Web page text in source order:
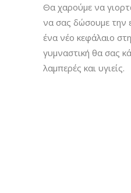
Θα χαρούμε να
να σας δώσουμε την
ένα νέο κεφάλαιο
γυμναστική θα σας
λαμπερές και υγιείς.